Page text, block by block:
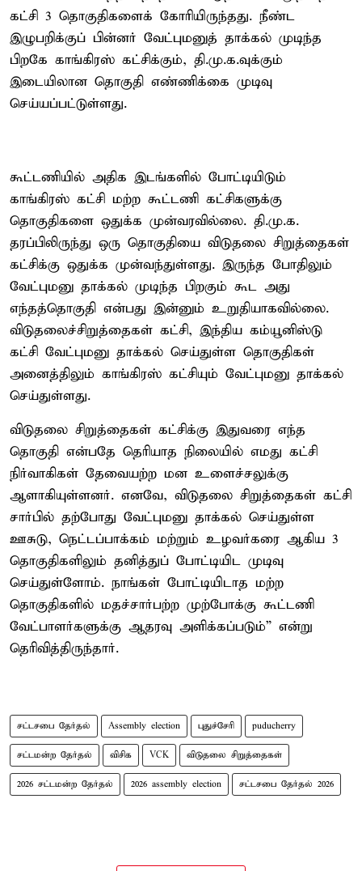
கட்சி 3 தொகுதிகளைக் கோரியிருந்தது. நீண்ட
இழுபறிக்குப் பின்னர் வேட்புமனுத் தாக்கல் முடிந்த
பிறகே காங்கிரஸ் கட்சிக்கும், தி.மு.க.வுக்கும்
இடையிலான தொகுதி எண்ணிக்கை முடிவு
செய்யப்பட்டுள்ளது.
கூட்டணியில் அதிக இடங்களில் போட்டியிடும்
காங்கிரஸ் கட்சி மற்ற கூட்டணி கட்சிகளுக்கு
தொகுதிகளை ஒதுக்க முன்வரவில்லை. தி.மு.க.
தரப்பிலிருந்து ஒரு தொகுதியை விடுதலை சிறுத்தைகள்
கட்சிக்கு ஒதுக்க முன்வந்துள்ளது. இருந்த போதிலும்
வேட்புமனு தாக்கல் முடிந்த பிறகும் கூட அது
எந்தத்தொகுதி என்பது இன்னும் உறுதியாகவில்லை.
விடுதலைச்சிறுத்தைகள் கட்சி, இந்திய கம்யூனிஸ்டு
கட்சி வேட்புமனு தாக்கல் செய்துள்ள தொகுதிகள்
அனைத்திலும் காங்கிரஸ் கட்சியும் வேட்புமனு தாக்கல்
செய்துள்ளது.
விடுதலை சிறுத்தைகள் கட்சிக்கு இதுவரை எந்த
தொகுதி என்பதே தெரியாத நிலையில் எமது கட்சி
நிர்வாகிகள் தேவையற்ற மன உளைச்சலுக்கு
ஆளாகியுள்ளனர். எனவே, விடுதலை சிறுத்தைகள் கட்சி
சார்பில் தற்போது வேட்புமனு தாக்கல் செய்துள்ள
ஊசுடு, நெட்டப்பாக்கம் மற்றும் உழவர்கரை ஆகிய 3
தொகுதிகளிலும் தனித்துப் போட்டியிட முடிவு
செய்துள்ளோம். நாங்கள் போட்டியிடாத மற்ற
தொகுதிகளில் மதச்சார்பற்ற முற்போக்கு கூட்டணி
வேட்பாளர்களுக்கு ஆதரவு அளிக்கப்படும்” என்று
தெரிவித்திருந்தார்.
சட்டசபை தேர்தல் Assembly election புதுச்சேரி puducherry
சட்டமன்ற தேர்தல் விசிக VCK விடுதலை சிறுத்தைகள்
2026 சட்டமன்ற தேர்தல் 2026 assembly election சட்டசபை தேர்தல் 2026